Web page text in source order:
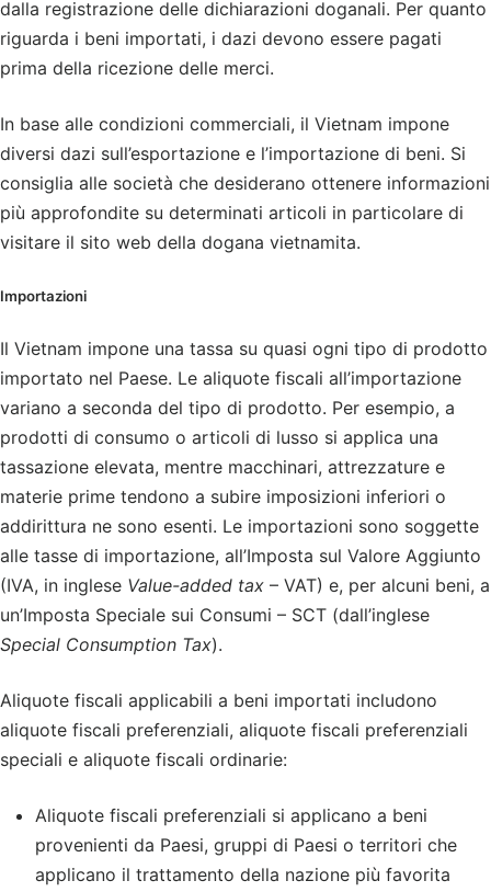
dalla registrazione delle dichiarazioni doganali. Per quanto
riguarda i beni importati, i dazi devono essere pagati
prima della ricezione delle merci.
In base alle condizioni commerciali, il Vietnam impone
diversi dazi sull’esportazione e l’importazione di beni. Si
consiglia alle società che desiderano ottenere informazioni
più approfondite su determinati articoli in particolare di
visitare il sito web della dogana vietnamita.
Importazioni
Il Vietnam impone una tassa su quasi ogni tipo di prodotto
importato nel Paese. Le aliquote fiscali all’importazione
variano a seconda del tipo di prodotto. Per esempio, a
prodotti di consumo o articoli di lusso si applica una
tassazione elevata, mentre macchinari, attrezzature e
materie prime tendono a subire imposizioni inferiori o
addirittura ne sono esenti. Le importazioni sono soggette
alle tasse di importazione, all’Imposta sul Valore Aggiunto
(IVA, in inglese Value-added tax – VAT) e, per alcuni beni, a
un’Imposta Speciale sui Consumi – SCT (dall’inglese
Special Consumption Tax).
Aliquote fiscali applicabili a beni importati includono
aliquote fiscali preferenziali, aliquote fiscali preferenziali
speciali e aliquote fiscali ordinarie:
Aliquote fiscali preferenziali si applicano a beni
provenienti da Paesi, gruppi di Paesi o territori che
applicano il trattamento della nazione più favorita